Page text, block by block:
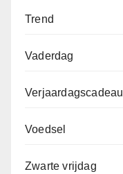
Trend
Vaderdag
Verjaardagscadeau
Voedsel
Zwarte vrijdag